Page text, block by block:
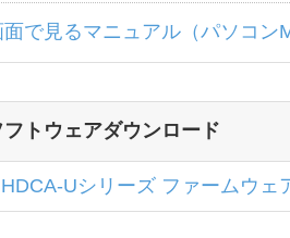
面で見るマニュアル（パソコン
フトウェアダウンロード
HDCA-Uシリーズ ファームウェ